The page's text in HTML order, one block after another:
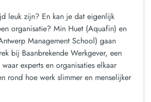
leuk zijn? En kan je dat eigenlijk
organisatie? Min Huet (Aquafin) en
Management School) gaan
bij Baanbrekende Werkgever, een
experts en organisaties elkaar
rond hoe werk slimmer en menselijker